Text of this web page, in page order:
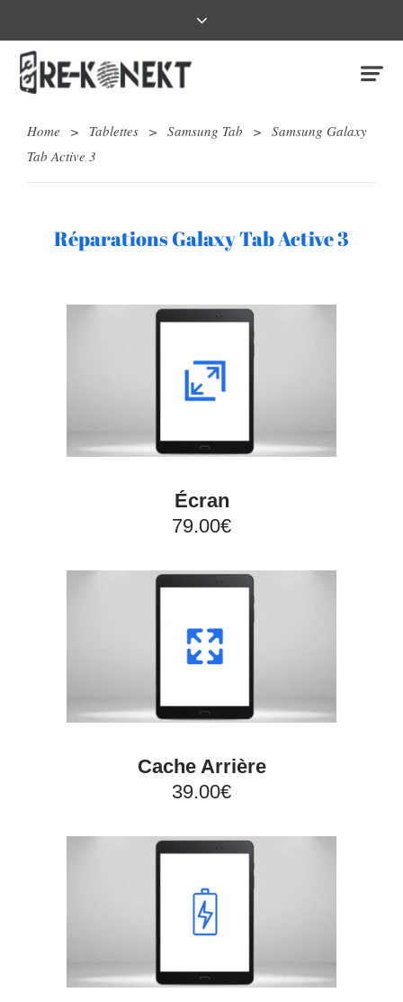
Home > Tablettes > Samsung Tab > Samsung Galaxy
Tab Active 3
Réparations Galaxy Tab Active 3
Écran
79.00€
Cache Arrière
39.00€